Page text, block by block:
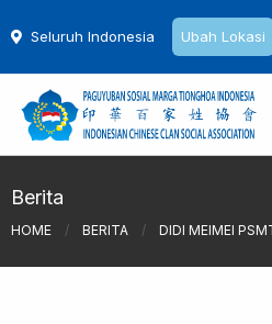
Seluruh Indonesia Ubah Lokasi
Berita
HOME / BERITA / DIDI MEIMEI